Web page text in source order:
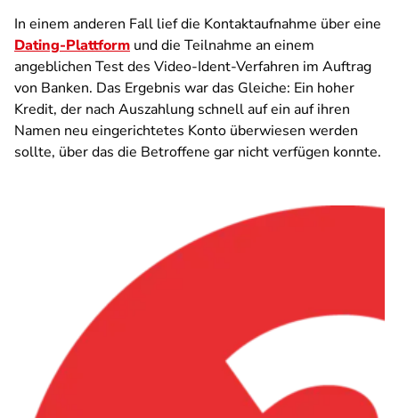
In einem anderen Fall lief die Kontaktaufnahme über eine
Dating-Plattform und die Teilnahme an einem
angeblichen Test des Video-Ident-Verfahren im Auftrag
von Banken. Das Ergebnis war das Gleiche: Ein hoher
Kredit, der nach Auszahlung schnell auf ein auf ihren
Namen neu eingerichtetes Konto überwiesen werden
sollte, über das die Betroffene gar nicht verfügen konnte.